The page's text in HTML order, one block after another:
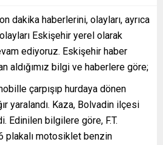
dakika haberlerini, olayları, ayrıca
Eskişehir yerel olarak
ediyoruz. Eskişehir haber
aldığımız bilgi ve haberlere göre;
çarpışıp hurdaya dönen
yaralandı. Kaza, Bolvadin ilçesi
Edinilen bilgilere göre, F.T.
plakalı motosiklet benzin